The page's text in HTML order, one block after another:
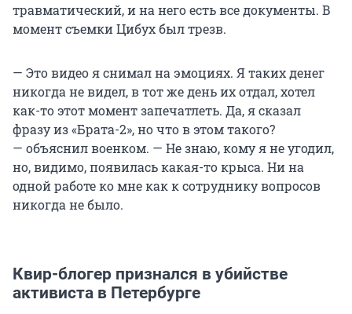
травматический, и на него есть все документы. В
момент съемки Цибух был трезв.
— Это видео я снимал на эмоциях. Я таких денег
никогда не видел, в тот же день их отдал, хотел
как-то этот момент запечатлеть. Да, я сказал
фразу из «Брата-2», но что в этом такого?
— объяснил военком. — Не знаю, кому я не угодил,
но, видимо, появилась какая-то крыса. Ни на
одной работе ко мне как к сотруднику вопросов
никогда не было.
Квир-блогер признался в убийстве
активиста в Петербурге